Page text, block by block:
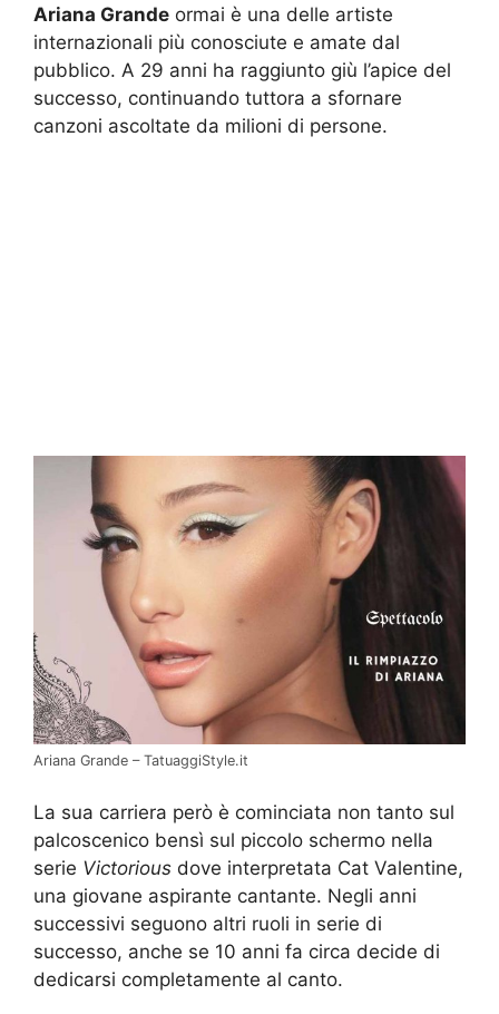
Ariana Grande ormai è una delle artiste
internazionali più conosciute e amate dal
pubblico. A 29 anni ha raggiunto giù l’apice del
successo, continuando tuttora a sfornare
canzoni ascoltate da milioni di persone.
Ariana Grande – TatuaggiStyle.it
La sua carriera però è cominciata non tanto sul
palcoscenico bensì sul piccolo schermo nella
serie Victorious dove interpretata Cat Valentine,
una giovane aspirante cantante. Negli anni
successivi seguono altri ruoli in serie di
successo, anche se 10 anni fa circa decide di
dedicarsi completamente al canto.